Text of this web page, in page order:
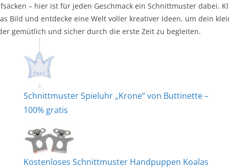
– hier ist für jeden Geschmack ein Schnittmuster dabei.
Bild und entdecke eine Welt voller kreativer Ideen, um dein
gemütlich und sicher durch die erste Zeit zu begleiten.
Schnittmuster Spieluhr „Krone“ von Buttinette –
100% gratis
Kostenloses Schnittmuster Handpuppen Koalas